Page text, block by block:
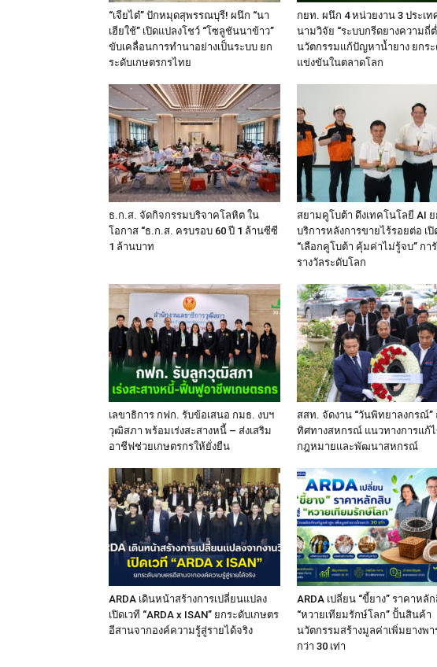
“เจียไต๋” ปักหมุดสุพรรณบุรี! ผนึก “นา
เฮียใช้” เปิดแปลงโชว์ “โซลูชันนาข้าว”
ขับเคลื่อนการทำนาอย่างเป็นระบบ ยก
ระดับเกษตรกรไทย
กยท. ผนึก 4 หน่วยงาน 3 ประเท
นามวิจัย “ระบบกรีดยางความถี่ต่
นวัตกรรมแก้ปัญหาน้ำยาง ยกร
แข่งขันในตลาดโลก
ธ.ก.ส. จัดกิจกรรมบริจาคโลหิต ใน
โอกาส “ธ.ก.ส. ครบรอบ 60 ปี 1 ล้านซีซี
1 ล้านบาท
สยามคูโบต้า ดึงเทคโนโลยี AI
บริการหลังการขายไร้รอยต่อ เปิ
“เลือกคูโบต้า คุ้มค่าไม่รู้จบ” กา
รางวัลระดับโลก
เลขาธิการ กฟก. รับข้อเสนอ กมธ. งบฯ
วุฒิสภา พร้อมเร่งสะสางหนี้ – ส่งเสริม
อาชีฟช่วยเกษตรกรให้ยั่งยืน
สสท. จัดงาน “วันพิทยาลงกรณ์”
ทิศทางสหกรณ์ แนวทางการแก้
กฎหมายและพัฒนาสหกรณ์
ARDA เดินหน้าสร้างการเปลี่ยนแปลง
เปิดเวที “ARDA x ISAN” ยกระดับเกษตร
อีสานจากองค์ความรู้สู่รายได้จริง
ARDA เปลี่ยน “ขี้ยาง” ราคาหลั
“หวายเทียมรักษ์โลก” ปั้นสินค้า
นวัตกรรมสร้างมูลค่าเพิ่มยางพา
กว่า 30 เท่า